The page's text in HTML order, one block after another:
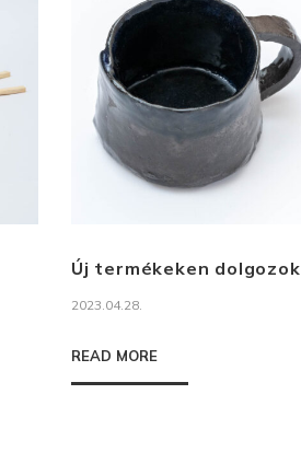
Új termékeken dolgozok
2023.04.28.
READ MORE